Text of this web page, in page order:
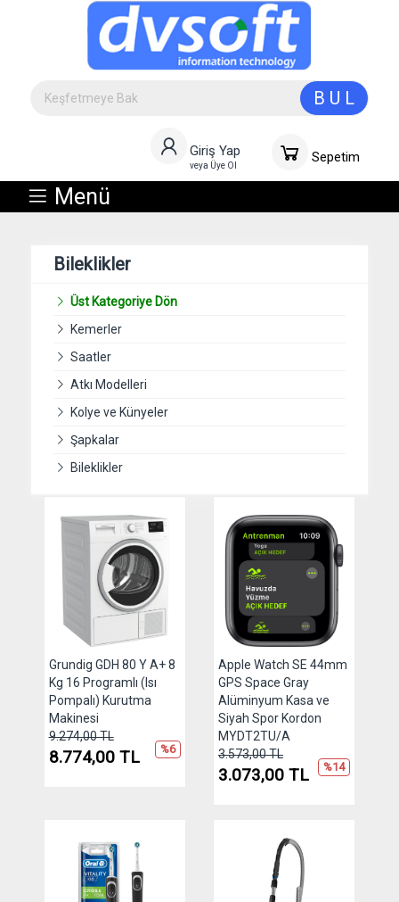
B U L
Giriş Yap
veya Üye Ol
Sepetim
Menü
Bileklikler
Üst Kategoriye Dön
Kemerler
Saatler
Atkı Modelleri
Kolye ve Künyeler
Şapkalar
Bileklikler
Grundig GDH 80 Y A+ 8
Kg 16 Programlı (Isı
Pompalı) Kurutma
Makinesi
9.274,00 TL
%6
8.774,00 TL
Apple Watch SE 44mm
GPS Space Gray
Alüminyum Kasa ve
Siyah Spor Kordon
MYDT2TU/A
3.573,00 TL
%14
3.073,00 TL